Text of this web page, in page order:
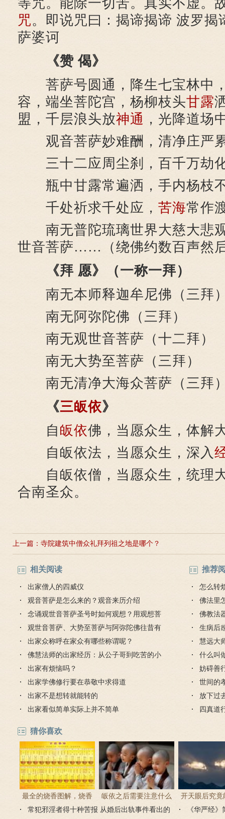
等咒。能除一切苦。真实不虚。
咒。即说咒曰：揭谛揭谛 波罗揭
萨婆诃
《赞 偈》
菩萨号圆通，降生七宝林中
容，端坐菩陀宫，杨柳枝头甘露
盟，千层浪头放神通 ，光降道场
观音菩萨妙难酬，清净庄严
三十二应周尘刹，百千万劫
瓶中甘露常遍洒，手内杨枝
千处祈求千处应， 苦海常作
南无普陀琉璃世界大慈大悲
世音菩萨……（绕佛约数百声然
《拜 愿》（一称一拜）
南无本师释迦牟尼佛（三拜
南无阿弥陀佛（三拜）
南无观世音菩萨（十二拜）
南无大势至菩萨（三拜）
南无清净大海众菩萨（三拜
《三皈依》
自 皈依佛，当愿众生，体解
自皈依法，当愿众生，深入
自皈依僧，当愿众生，统理
合南圣众。
上一篇： 寺院建筑中僧众礼拜列祖之地是哪个？
相关阅读
出家僧人的四威仪
观音菩萨是怎么来的？观音来历介绍
念诵观世音菩萨圣号时如何观想？用观想菩
萨形象吗？
观世音菩萨、大势至菩萨与阿弥陀佛往昔有
什么因缘？
出家众称呼在家众有哪些称谓呢？
佛慧法师的出家经历：从公子哥到吃苦的小
和尚
出家有烦恼吗？
出家学佛修行要在恭敬中求得道
出家不是想转就能转的
出家看似简单实际上并不简单
推荐
怎么转
佛法里
佛教法
生病后
父怎么
慧远大
什么叫
妨碍善
徒要防
世间的
满的孝
放下过
四真道
猜你喜欢
最全的烧香图解，烧香
有何含义与讲究？
皈依之后需要注意什么
吗 皈依佛门后的注意事
开天眼后究竟
么？
常犯邪淫者得十种苦报 从婚后出轨事件看出的
《华严经